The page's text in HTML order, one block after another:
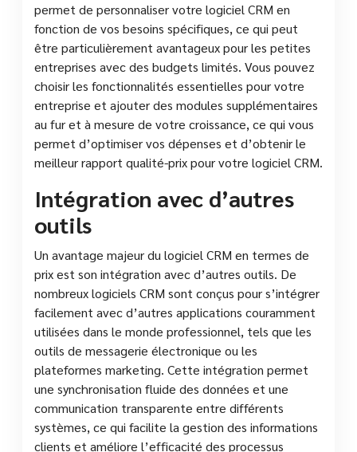
permet de personnaliser votre logiciel CRM en
fonction de vos besoins spécifiques, ce qui peut
être particulièrement avantageux pour les petites
entreprises avec des budgets limités. Vous pouvez
choisir les fonctionnalités essentielles pour votre
entreprise et ajouter des modules supplémentaires
au fur et à mesure de votre croissance, ce qui vous
permet d’optimiser vos dépenses et d’obtenir le
meilleur rapport qualité-prix pour votre logiciel CRM.
Intégration avec d’autres
outils
Un avantage majeur du logiciel CRM en termes de
prix est son intégration avec d’autres outils. De
nombreux logiciels CRM sont conçus pour s’intégrer
facilement avec d’autres applications couramment
utilisées dans le monde professionnel, tels que les
outils de messagerie électronique ou les
plateformes marketing. Cette intégration permet
une synchronisation fluide des données et une
communication transparente entre différents
systèmes, ce qui facilite la gestion des informations
clients et améliore l’efficacité des processus